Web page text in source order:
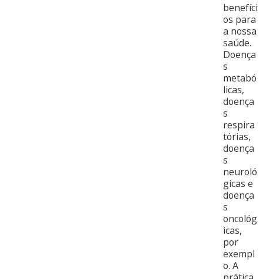
benefíci
os para
a nossa
saúde.
Doença
s
metabó
licas,
doença
s
respira
tórias,
doença
s
neuroló
gicas e
doença
s
oncológ
icas,
por
exempl
o. A